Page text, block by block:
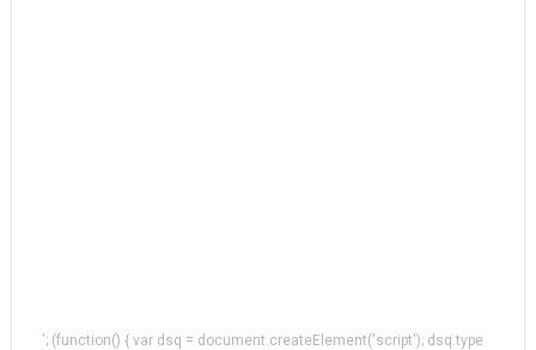
'; (function() { var dsq = document.createElement('script'); dsq.type